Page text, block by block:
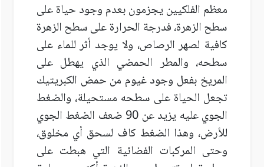
معظم الفلكيين يجزمون بعدم وجود حياة على
سطح الزهرة، فدرجة الحرارة على سطح الزهرة
كافية لصهر الرصاص، ولا يوجد أثر للماء على
سطحه، والمطر الحمضي الذي يهطل على
المريخ بفعل وجود غيوم من حمض الكبريتيك
تجعل الحياة على سطحه مستحيلة، والضغط
الجوي عليه يزيد عن 90 ضعف الضغط الجوي
للأرض، وهذا الضغط كاف لسحق أي مخلوق،
وحتى المركبات الفضائية التي هبطت على